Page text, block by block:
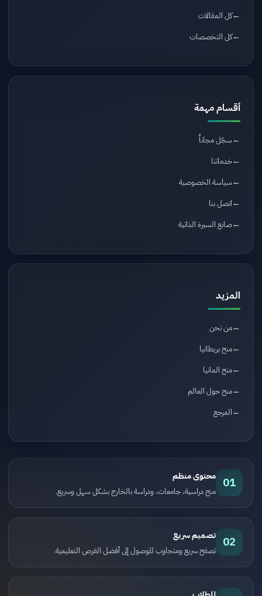
كل المقالات
كل التخصصات
أقسام مهمة
سجّل مجاناً
خدماتنا
سياسة الخصوصية
اتصل بنا
صانع السيرة الذاتية
المزيد
من نحن
منح بريطانيا
منح المانيا
منح حول العالم
المرجع
01 محتوى منظم
منح دراسية، جامعات، ودراسة بالخارج بشكل سهل وسريع.
02 تصميم سريع
تصفح سريع ومتجاوب للوصول إلى أفضل الفرص التعليمية.